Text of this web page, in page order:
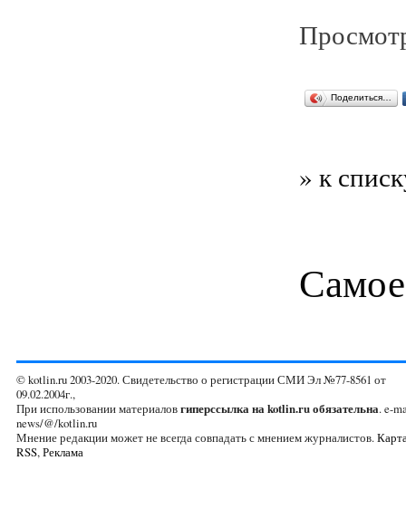
Поделиться…
» к
© kotlin.ru 2003-2020. Свидетельство о регистрации СМИ Эл №77-8561 от
09.02.2004г.,
При использовании материаловгиперссылка на kotlin.ru обязательна. e-
news/@/kotlin.ru
Мнение редакции может не всегда совпадать с мнением журналистов.
RSS,Реклама